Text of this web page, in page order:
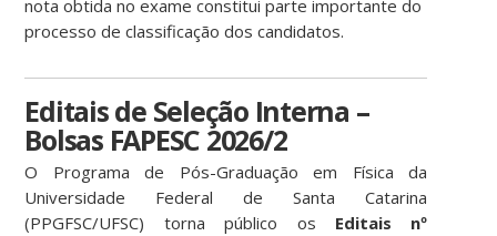
nota obtida no exame constitui parte importante do
processo de classificação dos candidatos.
Editais de Seleção Interna –
Bolsas FAPESC 2026/2
O Programa de Pós-Graduação em Física da
Universidade Federal de Santa Catarina
(PPGFSC/UFSC) torna público os Editais nº